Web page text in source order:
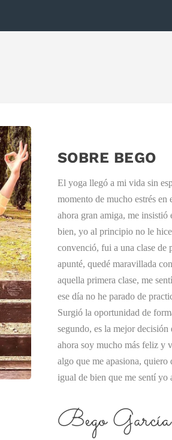
SOBRE BEGO
El yoga llegó a mi vida sin
momento de mucho estrés en
ahora gran amiga, me
bien, yo al principio no le
convenció, fui a una clase de
apunté, quedé maravillada
aquella primera clase, me
ese día no he parado de
Surgió la oportunidad de
segundo, es la mejor
ahora soy mucho más feliz y
algo que me apasiona, quiero
igual de bien que me sentí yo
Bego García